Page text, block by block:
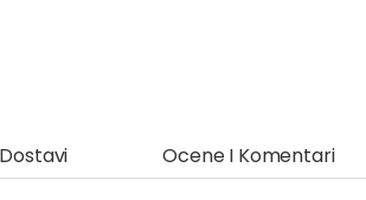
Ocene I Komentari